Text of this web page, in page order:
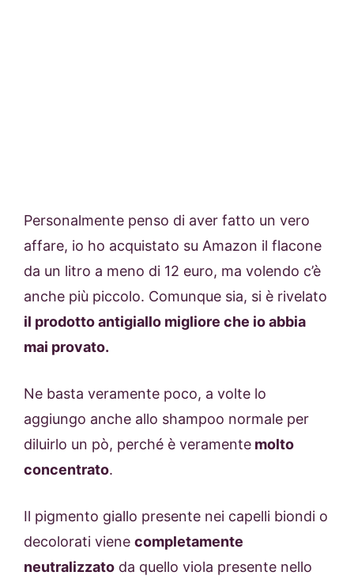
Personalmente penso di aver fatto un vero
affare, io ho acquistato su Amazon il flacone
da un litro a meno di 12 euro, ma volendo c’è
anche più piccolo. Comunque sia, si è rivelato
il prodotto antigiallo migliore che io abbia
mai provato.
Ne basta veramente poco, a volte lo
aggiungo anche allo shampoo normale per
diluirlo un pò, perché è veramente molto
concentrato.
Il pigmento giallo presente nei capelli biondi o
decolorati viene completamente
neutralizzato da quello viola presente nello